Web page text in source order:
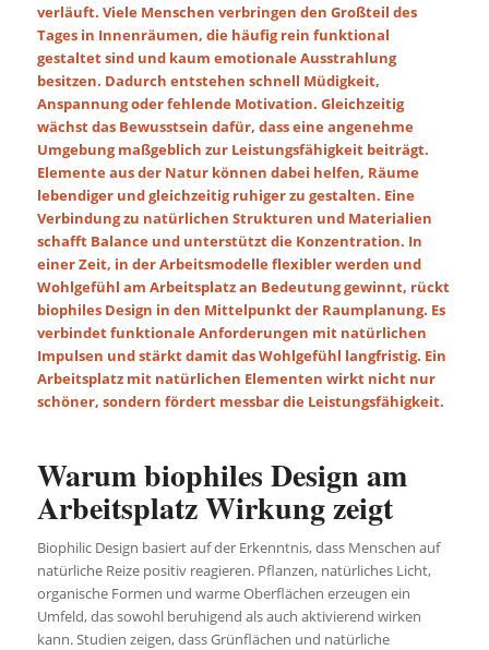
verläuft. Viele Menschen verbringen den Großteil des
Tages in Innenräumen, die häufig rein funktional
gestaltet sind und kaum emotionale Ausstrahlung
besitzen. Dadurch entstehen schnell Müdigkeit,
Anspannung oder fehlende Motivation. Gleichzeitig
wächst das Bewusstsein dafür, dass eine angenehme
Umgebung maßgeblich zur Leistungsfähigkeit beiträgt.
Elemente aus der Natur können dabei helfen, Räume
lebendiger und gleichzeitig ruhiger zu gestalten. Eine
Verbindung zu natürlichen Strukturen und Materialien
schafft Balance und unterstützt die Konzentration. In
einer Zeit, in der Arbeitsmodelle flexibler werden und
Wohlgefühl am Arbeitsplatz an Bedeutung gewinnt, rückt
biophiles Design in den Mittelpunkt der Raumplanung. Es
verbindet funktionale Anforderungen mit natürlichen
Impulsen und stärkt damit das Wohlgefühl langfristig. Ein
Arbeitsplatz mit natürlichen Elementen wirkt nicht nur
schöner, sondern fördert messbar die Leistungsfähigkeit.
Warum biophiles Design am
Arbeitsplatz Wirkung zeigt
Biophilic Design basiert auf der Erkenntnis, dass Menschen auf
natürliche Reize positiv reagieren. Pflanzen, natürliches Licht,
organische Formen und warme Oberflächen erzeugen ein
Umfeld, das sowohl beruhigend als auch aktivierend wirken
kann. Studien zeigen, dass Grünflächen und natürliche